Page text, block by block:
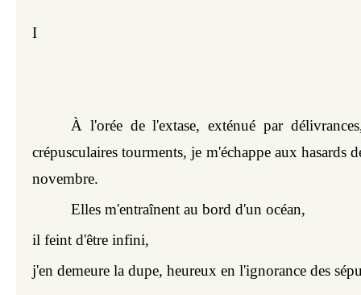
I
À l'orée de l'extase, exténué par
crépusculaires tourments, je m'échappe aux hasards
novembre.
Elles m'entraînent au bord d'un océan,
il feint d'être infini,
j'en demeure la dupe, heureux en l'ignorance des